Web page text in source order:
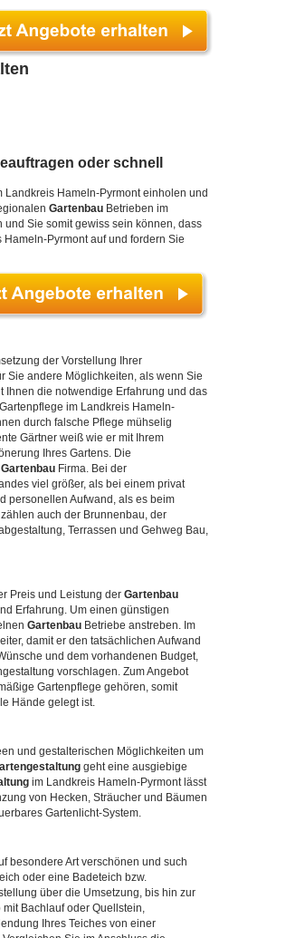
oder schnell
Landkreis Hameln-Pyrmont einholen und
Gartenbau Betrieben im
Sie somit gewiss sein können, dass
Pyrmont auf und fordern Sie
der Vorstellung Ihrer
Sie andere Möglichkeiten, als wenn Sie
Ihnen die notwendige Erfahrung und das
im Landkreis Hameln-
durch falsche Pflege mühselig
Gärtner weiß wie er mit Ihrem
Ihres Gartens. Die
Gartenbau Firma. Bei der
viel größer, als bei einem privat
personellen Aufwand, als es beim
zählen auch der Brunnenbau, der
Terrassen und Gehweg Bau,
Preis und Leistung der Gartenbau
Erfahrung. Um einen günstigen
Gartenbau Betriebe anstreben. Im
damit er den tatsächlichen Aufwand
und dem vorhandenen Budget,
vorschlagen. Zum Angebot
Gartenpflege gehören, somit
Hände gelegt ist.
und gestalterischen Möglichkeiten um
geht eine ausgiebige
im Landkreis Hameln-Pyrmont lässt
von Hecken, Sträucher und Bäumen
Gartenlicht-System.
besondere Art verschönen und such
oder eine Badeteich bzw.
über die Umsetzung, bis hin zur
Bachlauf oder Quellstein,
Ihres Teiches von einer